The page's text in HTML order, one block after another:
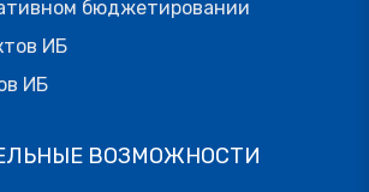
бюджетировании
ИБ
ИБ
ВОЗМОЖНОСТИ